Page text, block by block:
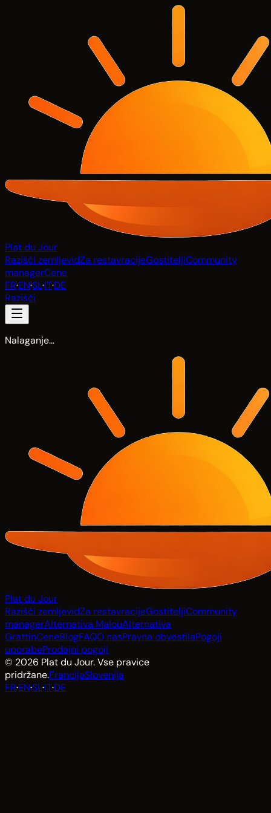
Plat du Jour
Razišči zemljevidZa restavracijeGostiteljiCommunity
managerCene
FR·EN·SL·IT·DE
Razišči
Nalaganje…
Plat du Jour
Razišči zemljevidZa restavracijeGostiteljiCommunity
managerAlternativa MalouAlternativa
GrattinCeneBlogFAQO nasPravna obvestilaPogoji
uporabeProdajni pogoji
© 2026 Plat du Jour. Vse pravice
pridržane.FrancijaSlovenija
FR·EN·SL·IT·DE